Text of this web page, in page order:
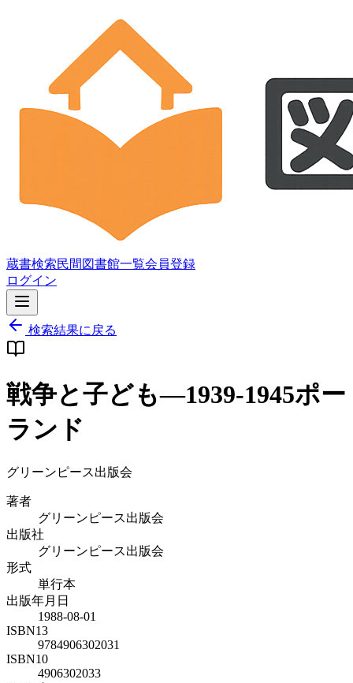
蔵書検索民間図書館一覧会員登録
ログイン
検索結果に戻る
戦争と子ども―1939‐1945ポー
ランド
グリーンピース出版会
著者
グリーンピース出版会
出版社
グリーンピース出版会
形式
単行本
出版年月日
1988-08-01
ISBN13
9784906302031
ISBN10
4906302033